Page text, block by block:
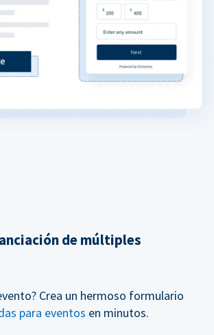
de múltiples
Crea un hermoso formulario
para eventos en minutos.